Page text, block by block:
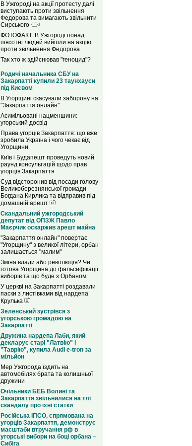
В Ужгороді на акції протесту далі
виступають проти звільнення
Федорова та вимагають звільнити
Сирського
ФОТОФАКТ. В Ужгороді понад
півсотні людей вийшли на акцію
проти звільнення Федорова
Так хто ж здійснював "геноцид"?
Родичі начальника СБУ на
Закарпатті купили 23 таунхауси
під Києвом
В Угорщині скасували заборону на
"Закарпаття онлайн"
Асимільовані нацменшини:
угорський досвід
Права угорців Закарпаття: що вже
зробила Україна і чого чекає від
Угорщини
Київ і Будапешт проведуть новий
раунд консультацій щодо прав
угорців Закарпаття
Суд відсторонив від посади голову
Великоберезнянської громади
Богдана Кирлика та відправив під
домашній арешт
Скандальний ужгородський
депутат від ОПЗЖ Павло
Маєрчик оскаржив арешт майна
"Закарпаття онлайн" повертає
"Угорщину" з великої літери, орбан
залишається "малим"
Зміна влади або революція? Чи
готова Угорщина до фальсифікації
виборів та що буде з Орбаном
У церкві на Закарпатті роздавали
паски з листівками від нардепа
Крулька
Зеленський зустрівся з
угорською громадою на
Закарпатті
Дружина нардепа Лаби, який
декларує старі "Латвію" і
"Таврію", купила Audi e-tron за
мільйон
Мер Ужгорода їздить на
автомобілях брата та колишньої
дружини
Очільники БЕБ Волині та
Закарпаття звільнилися на тлі
скандалу про їхні статки
Російська ІПСО, спрямована на
угорців Закарпаття, демонструє
масштаби втручання рф в
угорські вибори на боці орбана –
Сибіга